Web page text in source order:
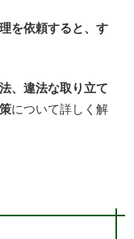
を依頼すると、す
、違法な取り立て
について詳しく解